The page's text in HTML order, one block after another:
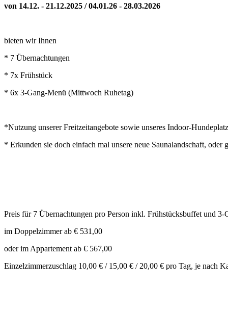
von 14.12. - 21.12.2025 / 04.01.26 - 28.03.2026
bieten wir Ihnen
* 7 Übernachtungen
* 7x Frühstück
* 6x 3-Gang-Menü (Mittwoch Ruhetag)
*Nutzung unserer Freitzeitangebote sowie unseres Indoor-
* Erkunden sie doch einfach mal unsere neue Saunalandschaft, oder
Preis für 7 Übernachtungen pro Person inkl. Frühstücksbuffet und
im Doppelzimmer ab € 531,00
oder im Appartement ab € 567,00
Einzelzimmerzuschlag 10,00 € / 15,00 € / 20,00 € pro Tag, je nach